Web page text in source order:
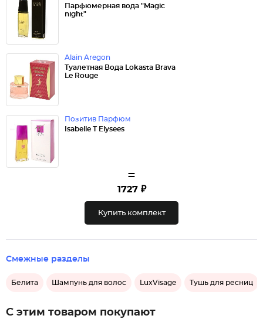
Парфюмерная вода "Magic
night"
Alain Aregon
Туалетная Вода Lokasta Brava
Le Rouge
Позитив Парфюм
Isabelle T Elysees
=
1727 ₽
Купить комплект
Смежные разделы
Белита Шампунь для волос LuxVisage Тушь для ресниц
С этим товаром покупают